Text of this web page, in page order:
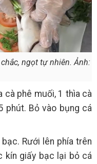
ngọt tự nhiên. Ảnh:
cà phê muối, 1 thìa cà
phút. Bỏ vào bụng cá
Rưới lên phía trên
kín giấy bạc lại bỏ cá